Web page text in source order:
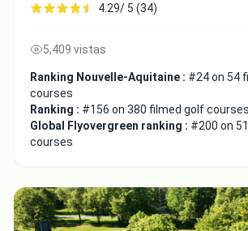
4.29/ 5 (34)
5,409 vistas
Ranking Nouvelle-Aquitaine : #24 on 54
courses
Ranking : #156 on 380 filmed golf courses
Global Flyovergreen ranking : #200 on
courses